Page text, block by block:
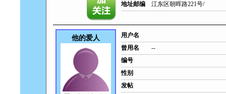
地址邮编
江东区朝晖路221号/
他的爱人
用户名
曾用名
--
编号
性别
发帖